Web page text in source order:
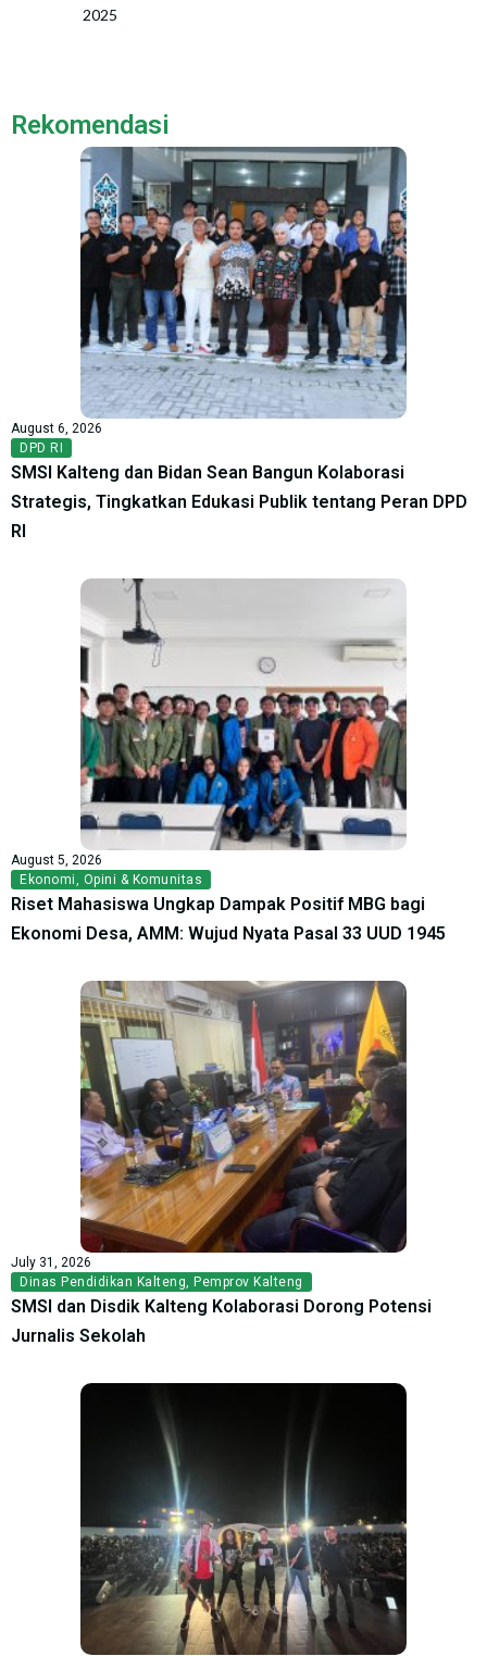
2025
Rekomendasi
August 6, 2026
DPD RI
SMSI Kalteng dan Bidan Sean Bangun Kolaborasi
Strategis, Tingkatkan Edukasi Publik tentang Peran DPD
RI
August 5, 2026
Ekonomi
Opini & Komunitas
Riset Mahasiswa Ungkap Dampak Positif MBG bagi
Ekonomi Desa, AMM: Wujud Nyata Pasal 33 UUD 1945
July 31, 2026
Dinas Pendidikan Kalteng Pemprov Kalteng
SMSI dan Disdik Kalteng Kolaborasi Dorong Potensi
Jurnalis Sekolah